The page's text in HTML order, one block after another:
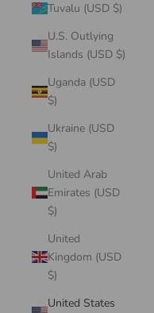
Tuvalu (USD $)
U.S. Outlying
Islands (USD $)
Uganda (USD
$)
Ukraine (USD
$)
United Arab
Emirates (USD
$)
United
Kingdom (USD
$)
United States